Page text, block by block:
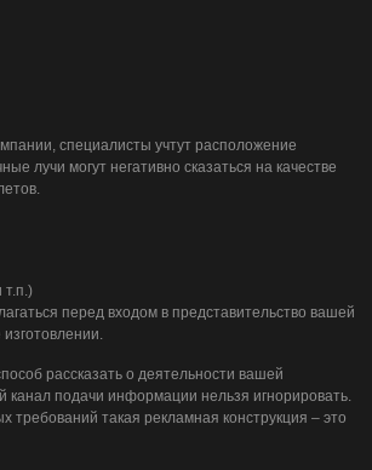
специалисты учтут расположение
лучи могут негативно сказаться на качестве
перед входом в представительство вашей
рассказать о деятельности вашей
канал подачи информации нельзя игнорировать.
такая рекламная конструкция – это